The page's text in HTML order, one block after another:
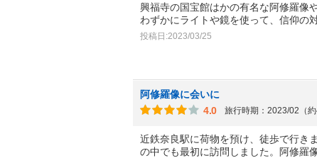
興福寺の国宝館はかの有名な阿修羅像
わずかにライトや鏡を使って、信仰の
投稿日:2023/03/25
阿修羅像に会いに
4.0
旅行時期：2023/02（約
近鉄奈良駅に荷物を預け、徒歩で行き
の中でも最初に訪問しました。阿修羅